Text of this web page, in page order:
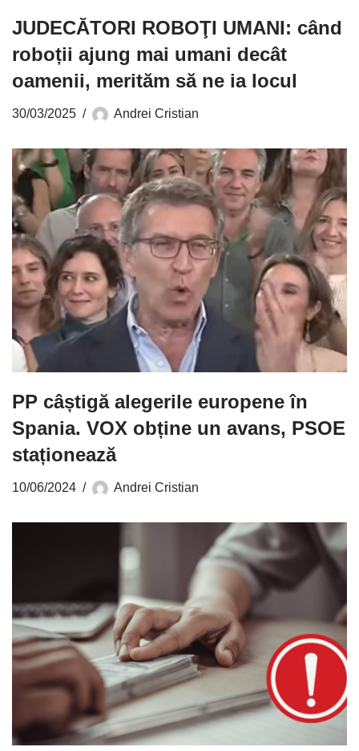
JUDECĂTORI ROBOŢI UMANI: când
roboții ajung mai umani decât
oamenii, merităm să ne ia locul
30/03/2025 Andrei Cristian
PP câștigă alegerile europene în
Spania. VOX obține un avans, PSOE
staționează
10/06/2024 Andrei Cristian